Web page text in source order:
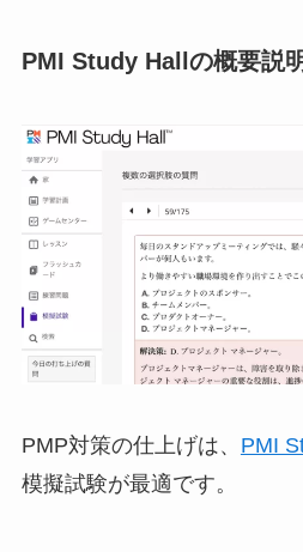
PMI Study Hallの概要説
PMP対策の仕上げは、 PMI
模擬試験が最適です。